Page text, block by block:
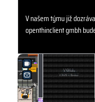
V našem týmu již
openthinclient gmbh